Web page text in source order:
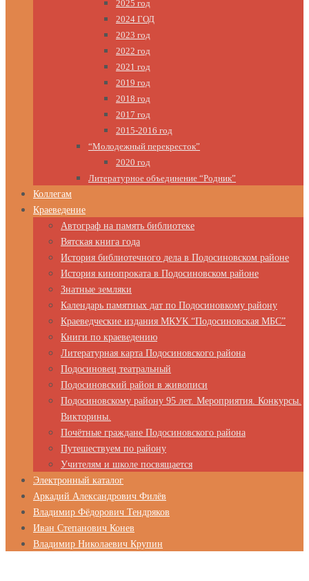
2025 год
2024 ГОД
2023 год
2022 год
2021 год
2019 год
2018 год
2017 год
2015-2016 год
“Молодежный перекресток”
2020 год
Литературное объединение “Родник”
Коллегам
Краеведение
Автограф на память библиотеке
Вятская книга года
История библиотечного дела в Подосиновском районе
История кинопроката в Подосиновском районе
Знатные земляки
Календарь памятных дат по Подосиновкому району
Краеведческие издания МКУК “Подосиновская МБС”
Книги по краеведению
Литературная карта Подосиновского района
Подосиновец театральный
Подосиновский район в живописи
Подосиновскому району 95 лет. Мероприятия. Конкурсы.
Викторины.
Почётные граждане Подосиновского района
Путешествуем по району
Учителям и школе посвящается
Электронный каталог
Аркадий Александрович Филёв
Владимир Фёдорович Тендряков
Иван Степанович Конев
Владимир Николаевич Крупин